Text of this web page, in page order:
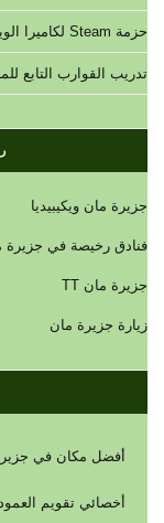
حزمة Steam لكاميرا الويب Manxman
تدريب القوارب التابع
جزيرة مان ويكيبيديا
فنادق رخيصة في جزيرة
جزيرة مان TT
زيارة جزيرة مان
أفضل مكان في
أخصائي تقويم